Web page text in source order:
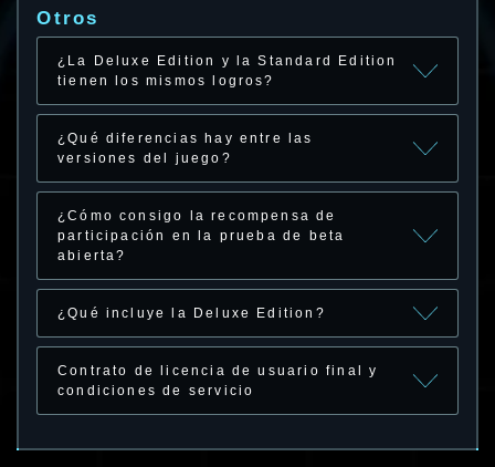
Otros
¿La Deluxe Edition y la Standard Edition
tienen los mismos logros?
¿Qué diferencias hay entre las
versiones del juego?
¿Cómo consigo la recompensa de
participación en la prueba de beta
abierta?
¿Qué incluye la Deluxe Edition?
Contrato de licencia de usuario final y
condiciones de servicio